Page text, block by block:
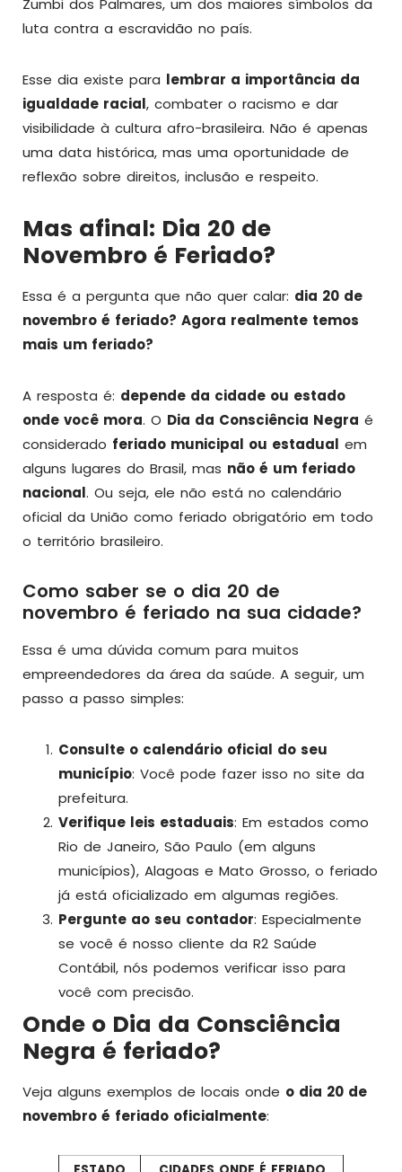
Zumbi dos Palmares, um dos maiores símbolos da
luta contra a escravidão no país.
Esse dia existe para lembrar a importância da
igualdade racial, combater o racismo e dar
visibilidade à cultura afro-brasileira. Não é apenas
uma data histórica, mas uma oportunidade de
reflexão sobre direitos, inclusão e respeito.
Mas afinal: Dia 20 de
Novembro é Feriado?
Essa é a pergunta que não quer calar: dia 20 de
novembro é feriado? Agora realmente temos
mais um feriado?
A resposta é: depende da cidade ou estado
onde você mora. O Dia da Consciência Negra é
considerado feriado municipal ou estadual em
alguns lugares do Brasil, mas não é um feriado
nacional. Ou seja, ele não está no calendário
oficial da União como feriado obrigatório em todo
o território brasileiro.
Como saber se o dia 20 de
novembro é feriado na sua cidade?
Essa é uma dúvida comum para muitos
empreendedores da área da saúde. A seguir, um
passo a passo simples:
Consulte o calendário oficial do seu
município: Você pode fazer isso no site da
prefeitura.
Verifique leis estaduais: Em estados como
Rio de Janeiro, São Paulo (em alguns
municípios), Alagoas e Mato Grosso, o feriado
já está oficializado em algumas regiões.
Pergunte ao seu contador: Especialmente
se você é nosso cliente da R2 Saúde
Contábil, nós podemos verificar isso para
você com precisão.
Onde o Dia da Consciência
Negra é feriado?
Veja alguns exemplos de locais onde o dia 20 de
novembro é feriado oficialmente: